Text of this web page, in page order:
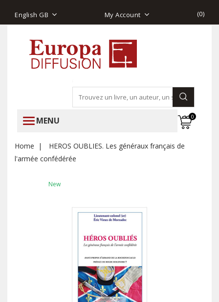
English GB My Account (0)
MENU 0
Home
HEROS OUBLIES. Les généraux français de
l'armée confédérée
New